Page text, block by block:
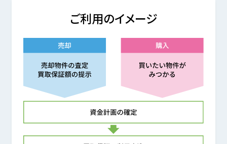
ご利用のイメージ